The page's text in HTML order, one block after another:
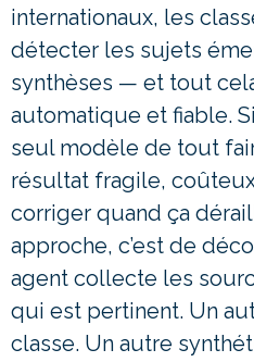
internationaux, les
détecter les sujets
synthèses — et tout
automatique et fiable.
seul modèle de tout
résultat fragile,
corriger quand ça
approche, c’est de
agent collecte les
qui est pertinent. Un
classe. Un autre